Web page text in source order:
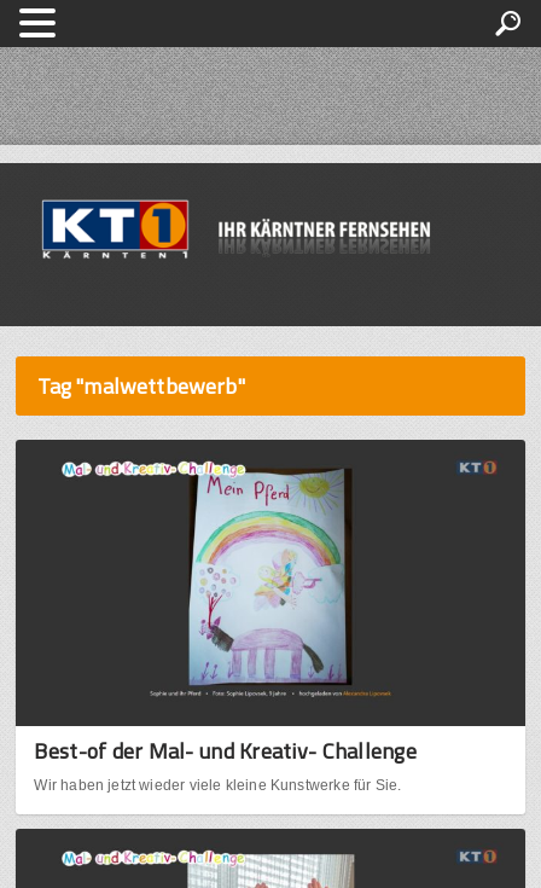
Tag "malwettbewerb"
Best-of der Mal- und Kreativ- Challenge
Wir haben jetzt wieder viele kleine Kunstwerke für Sie.